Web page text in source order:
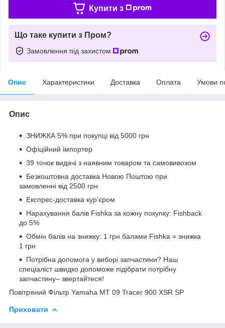
Купити з
Що таке купити з Пром?
Замовлення під захистом
Опис Характеристики Доставка Оплата Умови
Опис
ЗНИЖКА 5% при покупці від 5000 грн
Офіційний імпортер
39 точок видачі з наявним товаром та самовивозом
Безкоштовна доставка Новою Поштою при
замовленні від 2500 грн
Експрес-доставка кур’єром
Нарахування балів Fishka за кожну покупку: Fishback
до 5%
Обмін балів на знижку: 1 грн балами Fishka = знижка
1 грн
Потрібна допомога у виборі запчастини? Наш
спеціаліст швидко допоможе підібрати потрібну
запчастину– звертайтеся!
Повітряний Фільтр Yamaha MT 09 Tracer 900 XSR SP
Приховати